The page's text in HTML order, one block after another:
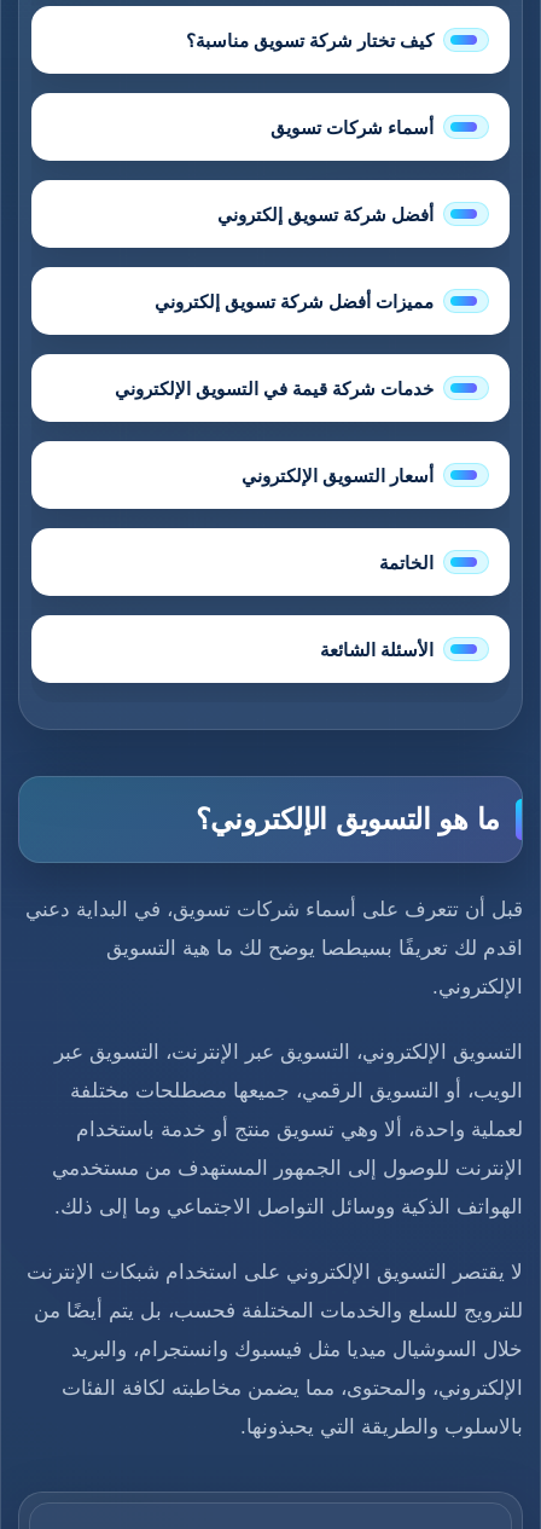
كيف تختار شركة تسويق مناسبة؟
أسماء شركات تسويق
أفضل شركة تسويق إلكتروني
مميزات أفضل شركة تسويق إلكتروني
خدمات شركة قيمة في التسويق الإلكتروني
أسعار التسويق الإلكتروني
الخاتمة
الأسئلة الشائعة
ما هو التسويق الإلكتروني؟
قبل أن تتعرف على أسماء شركات تسويق، في البداية دعني
اقدم لك تعريفًا بسيطصا يوضح لك ما هية التسويق
الإلكتروني.
التسويق الإلكتروني، التسويق عبر الإنترنت، التسويق عبر
الويب، أو التسويق الرقمي، جميعها مصطلحات مختلفة
لعملية واحدة، ألا وهي تسويق منتج أو خدمة باستخدام
الإنترنت للوصول إلى الجمهور المستهدف من مستخدمي
الهواتف الذكية ووسائل التواصل الاجتماعي وما إلى ذلك.
لا يقتصر التسويق الإلكتروني على استخدام شبكات الإنترنت
للترويج للسلع والخدمات المختلفة فحسب، بل يتم أيضًا من
خلال السوشيال ميديا مثل فيسبوك وانستجرام، والبريد
الإلكتروني، والمحتوى، مما يضمن مخاطبته لكافة الفئات
بالاسلوب والطريقة التي يحبذونها.